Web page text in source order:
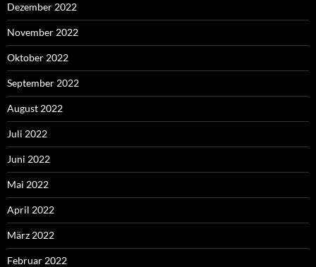
Dezember 2022
November 2022
Oktober 2022
September 2022
August 2022
Juli 2022
Juni 2022
Mai 2022
April 2022
März 2022
Februar 2022